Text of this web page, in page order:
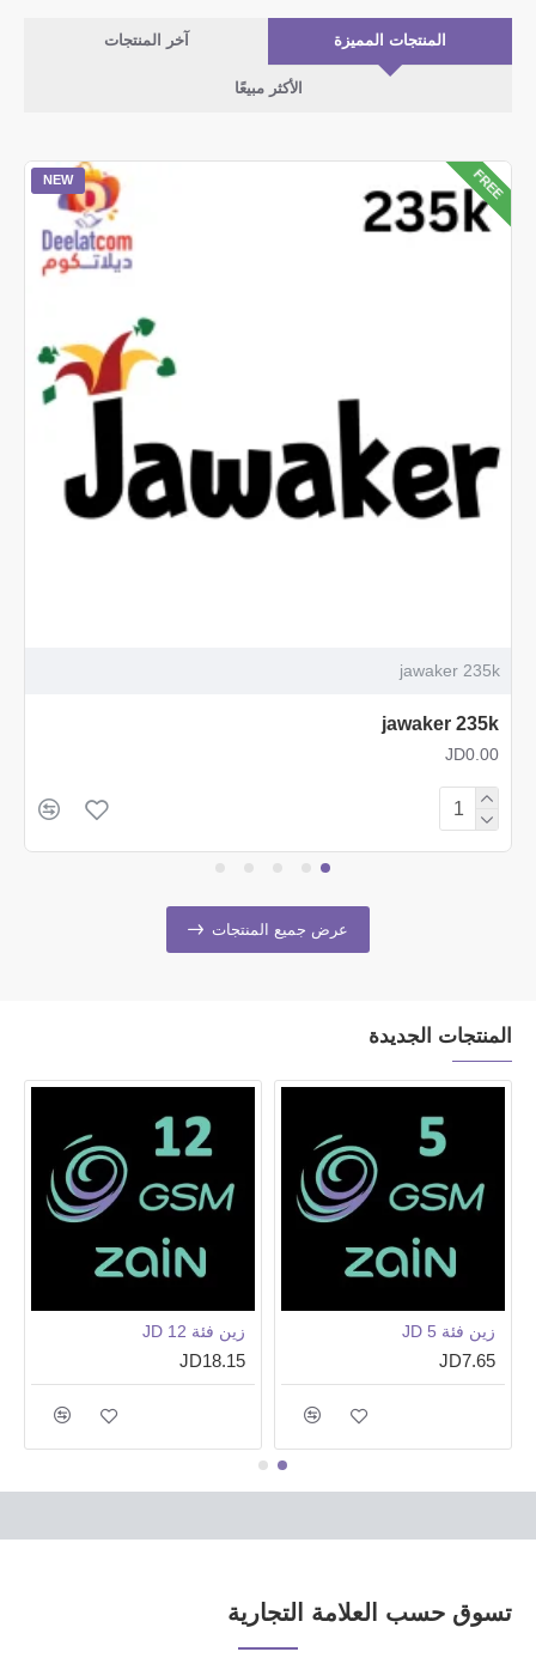
المنتجات المميزة آخر المنتجات
الأكثر مبيعًا
NEW FREE
jawaker 235k
jawaker 235k
JD0.00
عرض جميع المنتجات
المنتجات الجديدة
زين فئة 5 JD
JD7.65
زين فئة 12 JD
JD18.15
تسوق حسب العلامة التجارية